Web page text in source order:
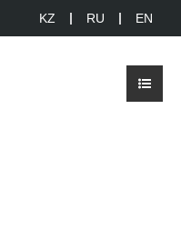
KZ RU EN